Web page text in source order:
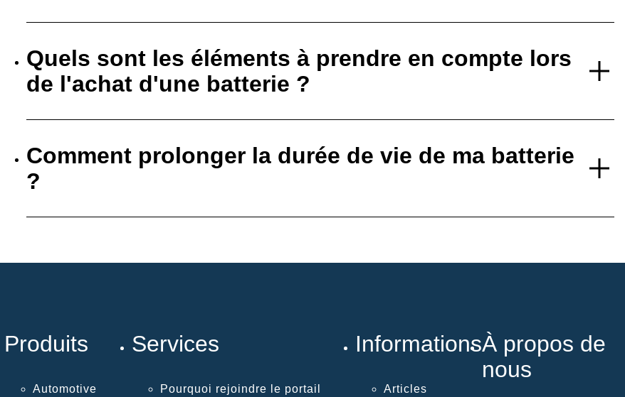
Quels sont les éléments à prendre en compte lors
de l'achat d'une batterie ?
Comment prolonger la durée de vie de ma batterie
?
Produits
Automotive
Services
Pourquoi rejoindre le portail
Informations
Articles
À propos de
nous